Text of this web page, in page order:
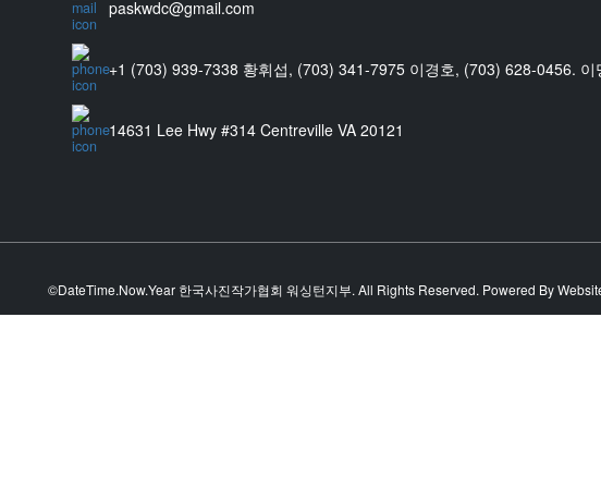
paskwdc@gmail.com
+1 (703) 939-7338 황휘섭, (703) 341-7975 이경호, (703) 628-0456. 이
14631 Lee Hwy #314 Centreville VA 20121
©DateTime.Now.Year 한국사진작가협회 워싱턴지부. All Rights Reserved. Powered By